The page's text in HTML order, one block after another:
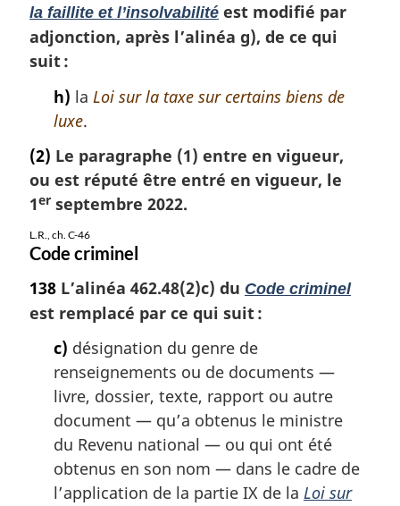
la faillite et l’insolvabilité est modifié par
adjonction, après l’alinéa g), de ce qui
suit :
h) la Loi sur la taxe sur certains biens de
luxe.
(2) Le paragraphe (1) entre en vigueur,
ou est réputé être entré en vigueur, le
1er septembre 2022.
L.R., ch. C-46
Code criminel
138 L’alinéa 462.48(2)c) du Code criminel
est remplacé par ce qui suit :
c) désignation du genre de
renseignements ou de documents —
livre, dossier, texte, rapport ou autre
document — qu’a obtenus le ministre
du Revenu national — ou qui ont été
obtenus en son nom — dans le cadre de
l’application de la partie IX de la Loi sur